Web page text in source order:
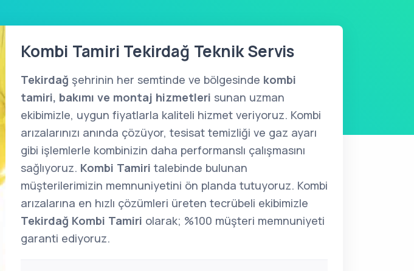
Kombi Tamiri Tekirdağ Teknik Servis
Tekirdağ şehrinin her semtinde ve bölgesinde kombi
tamiri, bakımı ve montaj hizmetleri sunan uzman
ekibimizle, uygun fiyatlarla kaliteli hizmet veriyoruz. Kombi
arızalarınızı anında çözüyor, tesisat temizliği ve gaz ayarı
gibi işlemlerle kombinizin daha performanslı çalışmasını
sağlıyoruz. Kombi Tamiri talebinde bulunan
müşterilerimizin memnuniyetini ön planda tutuyoruz. Kombi
arızalarına en hızlı çözümleri üreten tecrübeli ekibimizle
Tekirdağ Kombi Tamiri olarak; %100 müşteri memnuniyeti
garanti ediyoruz.